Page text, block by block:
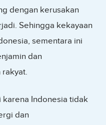
dengan kerusakan
Sehingga kekayaan
sementara ini
dan
Indonesia tidak
dan